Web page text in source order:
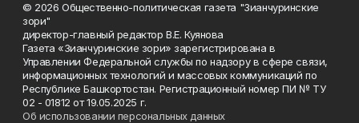
© 2026 Общественно-политическая газета "Зианчуринские
зори"
директор-главный редактор В.Е. Куянова
Газета «Зианчуринские зори» зарегистрирована в
Управлении Федеральной службы по надзору в сфере связи,
информационных технологий и массовых коммуникаций по
Республике Башкортостан. Регистрационный номер ПИ № ТУ
02 - 01812 от 19.05.2025 г.
Об использовании персональных данных